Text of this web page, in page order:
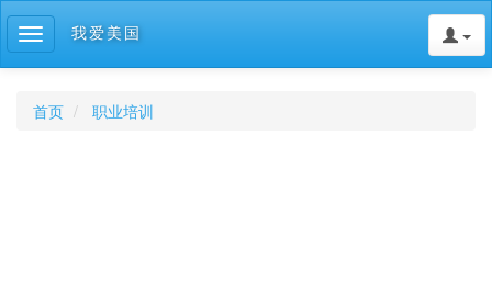
Toggle
navigation
我爱美国
首页 职业培训